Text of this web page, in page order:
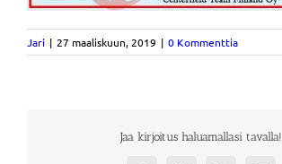
Jari | 27 maaliskuun, 2019 | 0 Kommenttia
Jaa kirjoitus haluamallasi tavalla!